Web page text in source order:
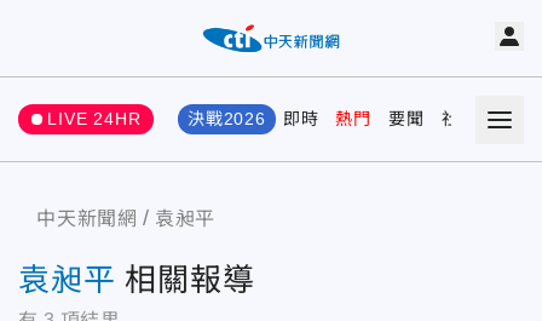
LIVE 24HR 決戰2026 即時 熱門 要聞 社會 娛樂
中天新聞網 袁昶平
袁昶平 相關報導